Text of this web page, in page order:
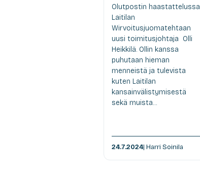
Olutpostin haastattelussa
Laitilan
Wirvoitusjuomatehtaan
uusi toimitusjohtaja Olli
Heikkilä. Ollin kanssa
puhutaan hieman
menneistä ja tulevista
kuten Laitilan
kansainvälistymisestä
sekä muista...
24.7.2024| Harri Soinila